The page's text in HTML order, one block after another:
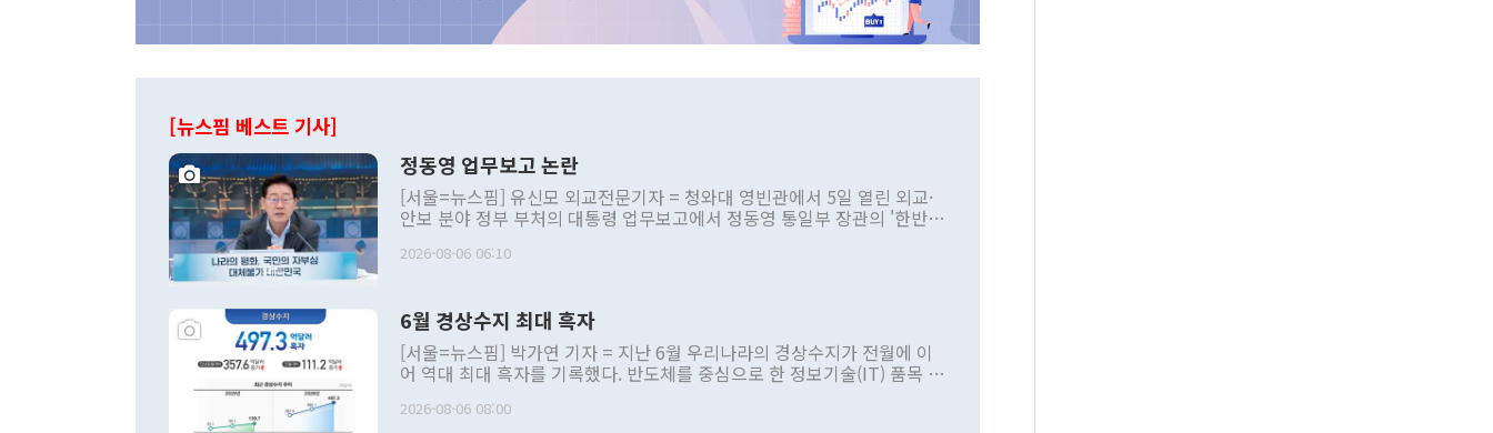
[뉴스핌 베스트 기사]
정동영 업무보고 논란
[서울=뉴스핌] 유신모 외교전문기자 = 청와대 영빈관에서 5일 열린 외교·
안보 분야 정부 부처의 대통령 업무보고에서 정동영 통일부 장관의 '한반도
발언 중에는 정부 내 조율을 거치지 않은 사안을 정책으로 추진하겠다고 공
주의적 희망에 근거한 비현실적 구상'이라는 비판을 내놨다. 그동안 정 장
관의 대북 정책 관련 발언이 물의를 빚은 적은 여러 번 있지만 대통령과 유
관 부처 장관이 공개적으로 부정적 입장을 표명한 것은 이례적이다. 정 장
관의 무리한 대북 접근법과 월권을 제어해야 한다는 목소리도 높아지고 있
다. [정동영 통일부 장관이 지난달 23일 오후 서울 종로구 정부서울청사에
2026-08-06 06:10
6월 경상수지 최대 흑자
[서울=뉴스핌] 박가연 기자 = 지난 6월 우리나라의 경상수지가 전월에 이
어 역대 최대 흑자를 기록했다. 반도체를 중심으로 한 정보기술(IT) 품목 수
료=한국은행] 한국은행이 6일 발표한 '2026년 6월 국제수지(잠정)'에 따르
2026-08-06 08:00